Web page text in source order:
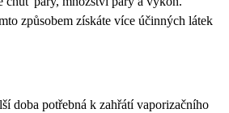
způsobem získáte více účinných látek
doba potřebná k zahřátí vaporizačního